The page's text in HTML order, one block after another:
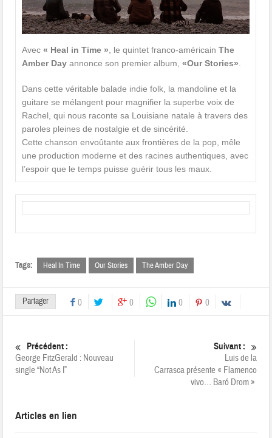
Avec« Heal in Time » , le quintet franco-américainThe
Amber Day annonce son premier album,«Our Stories»
Dans cette véritable balade indie folk, la mandoline et la
guitare se mélangent pour magnifier la superbe voix de
Rachel, qui nous raconte sa Louisiane natale à travers des
paroles pleines de nostalgie et de sincérité.
Cette chanson envoûtante aux frontières de la pop, mêle
une production moderne et des racines authentiques, avec
l’espoir que le temps puisse guérir tous les maux.
Tags: Heal In Time Our Stories The Amber Day
Partager 0 0 0 0
Précédent :
George FitzGerald : Nouveau
single “Not As I”
Suivant :
Luis de la
Carrasca présente « Flamenco
vivo… Baró Drom »
Articles en lien